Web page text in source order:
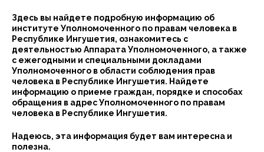
Здесь вы найдете подробную информацию об
институте Уполномоченного по правам человека в
Республике Ингушетия, ознакомитесь с
деятельностью Аппарата Уполномоченного, а также
с ежегодными и специальными докладами
Уполномоченного в области соблюдения прав
человека в Республике Ингушетия. Найдете
информацию о приеме граждан, порядке и способах
обращения в адрес Уполномоченного по правам
человека в Республике Ингушетия.
Надеюсь, эта информация будет вам интересна и
полезна.